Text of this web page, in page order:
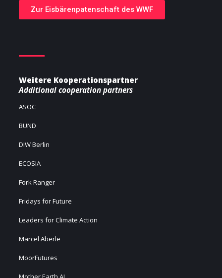
Zur Eisbärenpatenschaft des WWF
Weitere Kooperationspartner
Additional cooperation partners
ASOC
BUND
DIW Berlin
ECOSIA
Fork Ranger
Fridays for Future
Leaders for Climate Action
Marcel Aberle
MoorFutures